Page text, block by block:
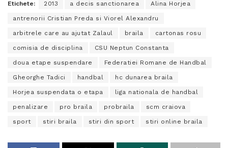
Etichete: 2013 a decis sanctionarea Alina Horjea
antrenorii Cristian Preda si Viorel Alexandru
arbitrele care au ajutat Zalaul braila cartonas rosu
comisia de disciplina CSU Neptun Constanta
doua etape suspendare Federatiei Romane de Handbal
Gheorghe Tadici handbal hc dunarea braila
Horjea suspendata o etapa liga nationala de handbal
penalizare pro braila probraila scm craiova
sport stiri braila stiri din sport stiri online braila